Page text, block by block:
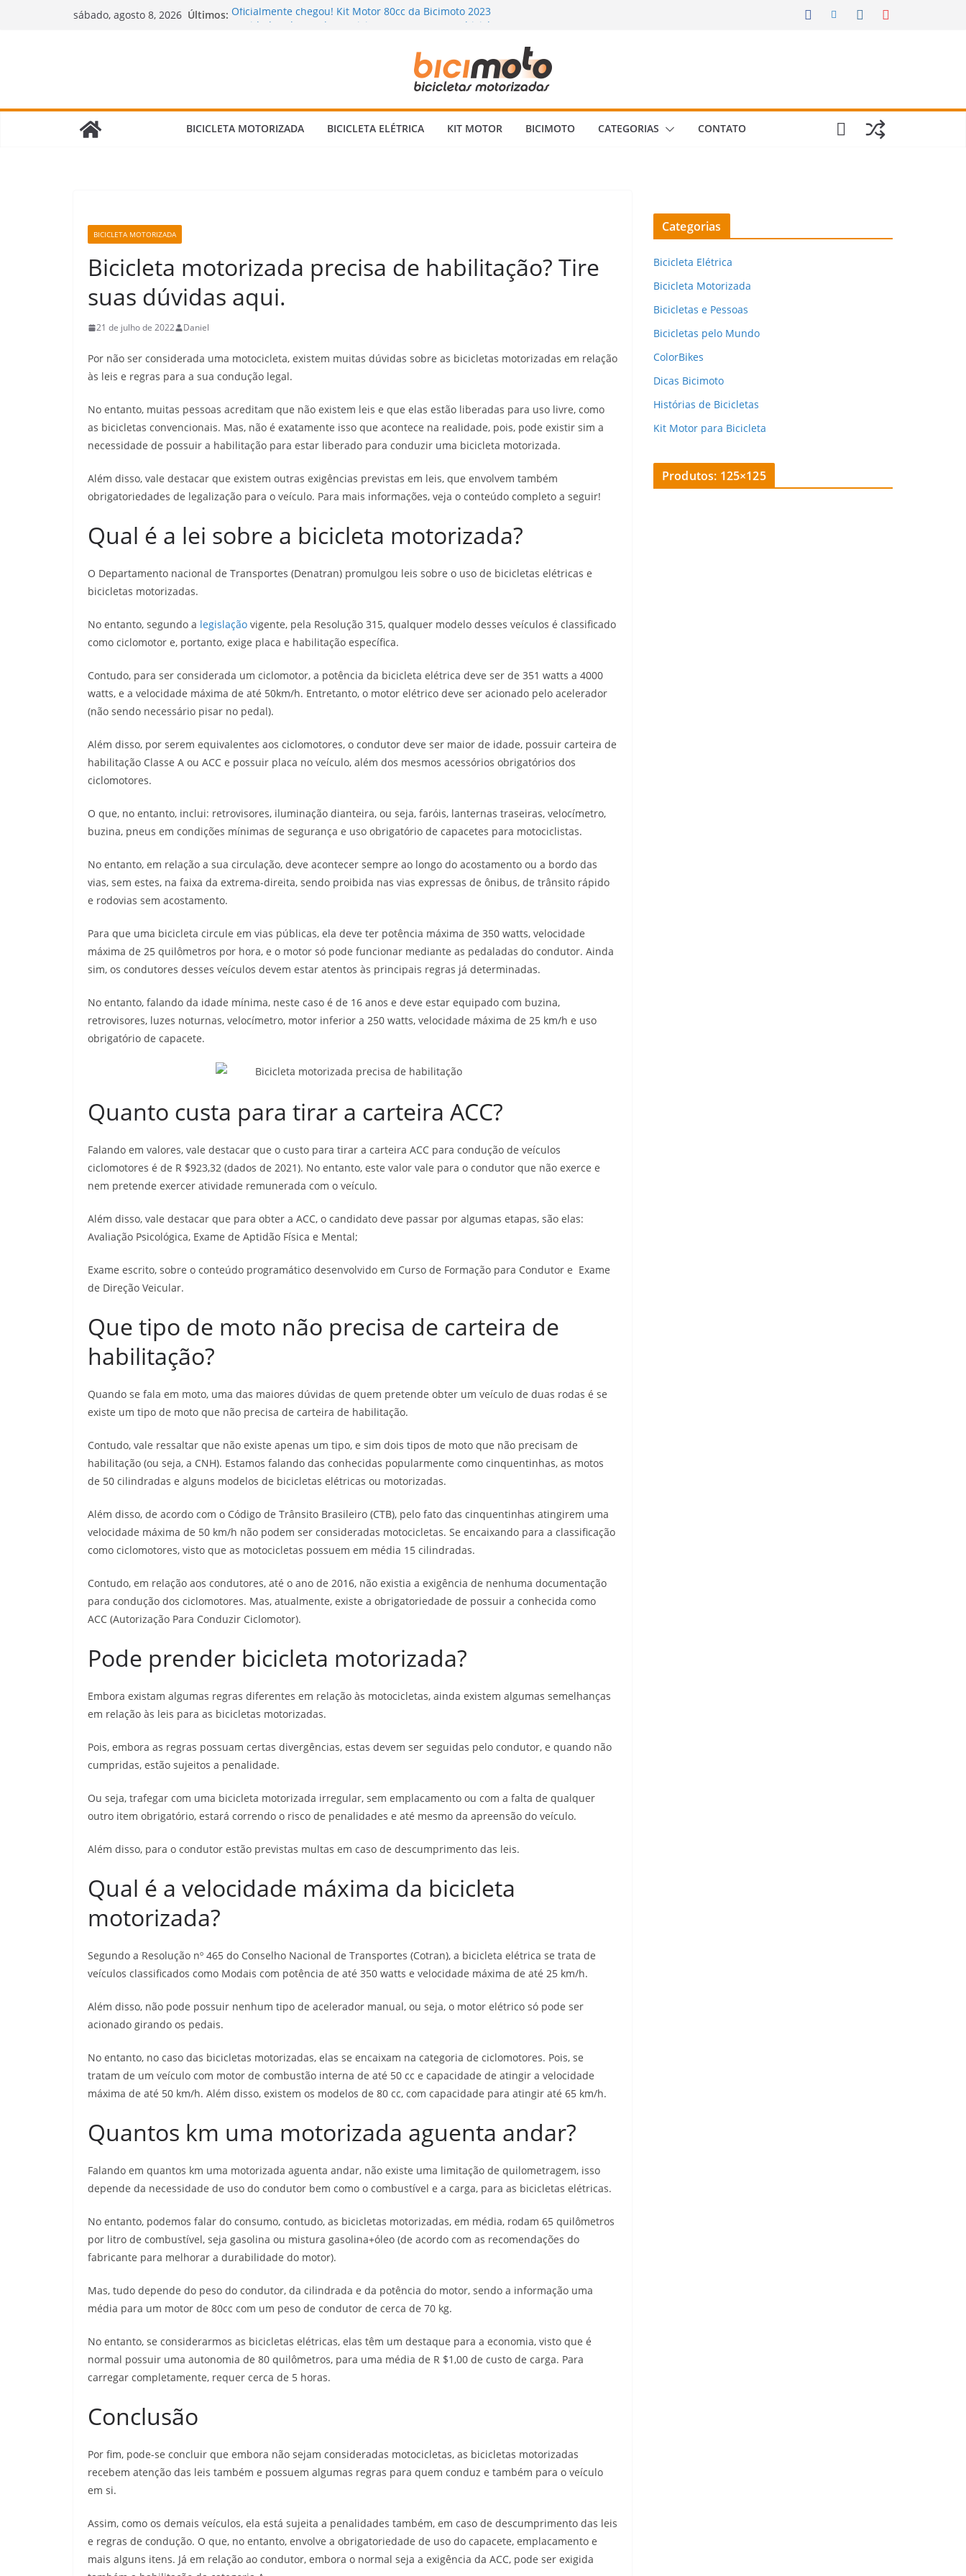
sábado, agosto 8, 2026 Últimos: Oficialmente chegou! Kit Motor 80cc da Bicimoto 2023
🌧️ Bicimoto na Chuva? Dicas para andar com segurança 🌧️
Bicicleta Motorizada: Vale a Pena Mesmo? Descubra a
Fazer e Quais Itens Verificar?
BICICLETA MOTORIZADA
BICICLETA ELÉTRICA KIT MOTOR BICIMOTO CATEGORIAS CONTATO
BICICLETA MOTORIZADA
Bicicleta motorizada precisa de habilitação? Tire
suas dúvidas aqui.
21 de julho de 2022 Daniel
Por não ser considerada uma motocicleta, existem muitas dúvidas sobre as bicicletas motorizadas em relação
às leis e regras para a sua condução legal.
No entanto, muitas pessoas acreditam que não existem leis e que elas estão liberadas para uso livre, como
as bicicletas convencionais. Mas, não é exatamente isso que acontece na realidade, pois, pode existir sim a
necessidade de possuir a habilitação para estar liberado para conduzir uma bicicleta motorizada.
Além disso, vale destacar que existem outras exigências previstas em leis, que envolvem também
obrigatoriedades de legalização para o veículo. Para mais informações, veja o conteúdo completo a seguir!
Qual é a lei sobre a bicicleta motorizada?
O Departamento nacional de Transportes (Denatran) promulgou leis sobre o uso de bicicletas elétricas e
bicicletas motorizadas.
No entanto, segundo a legislação vigente, pela Resolução 315, qualquer modelo desses veículos é classificado
como ciclomotor e, portanto, exige placa e habilitação específica.
Contudo, para ser considerada um ciclomotor, a potência da bicicleta elétrica deve ser de 351 watts a 4000
watts, e a velocidade máxima de até 50km/h. Entretanto, o motor elétrico deve ser acionado pelo acelerador
(não sendo necessário pisar no pedal).
Além disso, por serem equivalentes aos ciclomotores, o condutor deve ser maior de idade, possuir carteira de
habilitação Classe A ou ACC e possuir placa no veículo, além dos mesmos acessórios obrigatórios dos
ciclomotores.
O que, no entanto, inclui: retrovisores, iluminação dianteira, ou seja, faróis, lanternas traseiras, velocímetro,
buzina, pneus em condições mínimas de segurança e uso obrigatório de capacetes para motociclistas.
No entanto, em relação a sua circulação, deve acontecer sempre ao longo do acostamento ou a bordo das
vias, sem estes, na faixa da extrema-direita, sendo proibida nas vias expressas de ônibus, de trânsito rápido
e rodovias sem acostamento.
Para que uma bicicleta circule em vias públicas, ela deve ter potência máxima de 350 watts, velocidade
máxima de 25 quilômetros por hora, e o motor só pode funcionar mediante as pedaladas do condutor. Ainda
sim, os condutores desses veículos devem estar atentos às principais regras já determinadas.
No entanto, falando da idade mínima, neste caso é de 16 anos e deve estar equipado com buzina,
retrovisores, luzes noturnas, velocímetro, motor inferior a 250 watts, velocidade máxima de 25 km/h e uso
obrigatório de capacete.
Quanto custa para tirar a carteira ACC?
Falando em valores, vale destacar que o custo para tirar a carteira ACC para condução de veículos
ciclomotores é de R $923,32 (dados de 2021). No entanto, este valor vale para o condutor que não exerce e
nem pretende exercer atividade remunerada com o veículo.
Além disso, vale destacar que para obter a ACC, o candidato deve passar por algumas etapas, são elas:
Avaliação Psicológica, Exame de Aptidão Física e Mental;
Exame escrito, sobre o conteúdo programático desenvolvido em Curso de Formação para Condutor e Exame
de Direção Veicular.
Que tipo de moto não precisa de carteira de
habilitação?
Quando se fala em moto, uma das maiores dúvidas de quem pretende obter um veículo de duas rodas é se
existe um tipo de moto que não precisa de carteira de habilitação.
Contudo, vale ressaltar que não existe apenas um tipo, e sim dois tipos de moto que não precisam de
habilitação (ou seja, a CNH). Estamos falando das conhecidas popularmente como cinquentinhas, as motos
de 50 cilindradas e alguns modelos de bicicletas elétricas ou motorizadas.
Além disso, de acordo com o Código de Trânsito Brasileiro (CTB), pelo fato das cinquentinhas atingirem uma
velocidade máxima de 50 km/h não podem ser consideradas motocicletas. Se encaixando para a classificação
como ciclomotores, visto que as motocicletas possuem em média 15 cilindradas.
Contudo, em relação aos condutores, até o ano de 2016, não existia a exigência de nenhuma documentação
para condução dos ciclomotores. Mas, atualmente, existe a obrigatoriedade de possuir a conhecida como
ACC (Autorização Para Conduzir Ciclomotor).
Pode prender bicicleta motorizada?
Embora existam algumas regras diferentes em relação às motocicletas, ainda existem algumas semelhanças
em relação às leis para as bicicletas motorizadas.
Pois, embora as regras possuam certas divergências, estas devem ser seguidas pelo condutor, e quando não
cumpridas, estão sujeitos a penalidade.
Ou seja, trafegar com uma bicicleta motorizada irregular, sem emplacamento ou com a falta de qualquer
outro item obrigatório, estará correndo o risco de penalidades e até mesmo da apreensão do veículo.
Além disso, para o condutor estão previstas multas em caso de descumprimento das leis.
Qual é a velocidade máxima da bicicleta
motorizada?
Segundo a Resolução nº 465 do Conselho Nacional de Transportes (Cotran), a bicicleta elétrica se trata de
veículos classificados como Modais com potência de até 350 watts e velocidade máxima de até 25 km/h.
Além disso, não pode possuir nenhum tipo de acelerador manual, ou seja, o motor elétrico só pode ser
acionado girando os pedais.
No entanto, no caso das bicicletas motorizadas, elas se encaixam na categoria de ciclomotores. Pois, se
tratam de um veículo com motor de combustão interna de até 50 cc e capacidade de atingir a velocidade
máxima de até 50 km/h. Além disso, existem os modelos de 80 cc, com capacidade para atingir até 65 km/h.
Quantos km uma motorizada aguenta andar?
Falando em quantos km uma motorizada aguenta andar, não existe uma limitação de quilometragem, isso
depende da necessidade de uso do condutor bem como o combustível e a carga, para as bicicletas elétricas.
No entanto, podemos falar do consumo, contudo, as bicicletas motorizadas, em média, rodam 65 quilômetros
por litro de combustível, seja gasolina ou mistura gasolina+óleo (de acordo com as recomendações do
fabricante para melhorar a durabilidade do motor).
Mas, tudo depende do peso do condutor, da cilindrada e da potência do motor, sendo a informação uma
média para um motor de 80cc com um peso de condutor de cerca de 70 kg.
No entanto, se considerarmos as bicicletas elétricas, elas têm um destaque para a economia, visto que é
normal possuir uma autonomia de 80 quilômetros, para uma média de R $1,00 de custo de carga. Para
carregar completamente, requer cerca de 5 horas.
Conclusão
Por fim, pode-se concluir que embora não sejam consideradas motocicletas, as bicicletas motorizadas
recebem atenção das leis também e possuem algumas regras para quem conduz e também para o veículo
em si.
Assim, como os demais veículos, ela está sujeita a penalidades também, em caso de descumprimento das leis
e regras de condução. O que, no entanto, envolve a obrigatoriedade de uso do capacete, emplacamento e
mais alguns itens. Já em relação ao condutor, embora o normal seja a exigência da ACC, pode ser exigida
Categorias
Bicicleta Elétrica
Bicicleta Motorizada
Bicicletas e Pessoas
Bicicletas pelo Mundo
ColorBikes
Dicas Bicimoto
Histórias de Bicicletas
Kit Motor para Bicicleta
Produtos: 125×125